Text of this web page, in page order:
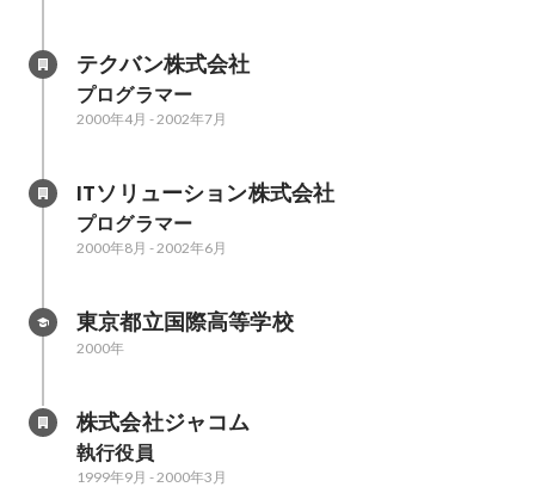
テクバン株式会社
プログラマー
2000年4月 -2002年7月
ITソリューション株式会社
プログラマー
2000年8月 -2002年6月
東京都立国際高等学校
2000年
株式会社ジャコム
執行役員
1999年9月 -2000年3月